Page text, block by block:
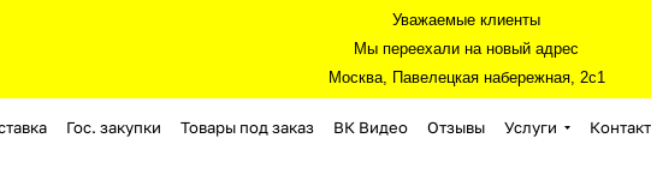
Уважаемые клиенты
Мы переехали на новый адрес
Москва, Павелецкая набережная, 2с1
Гос. закупки Товары под заказ ВК Видео Отзывы Услуги